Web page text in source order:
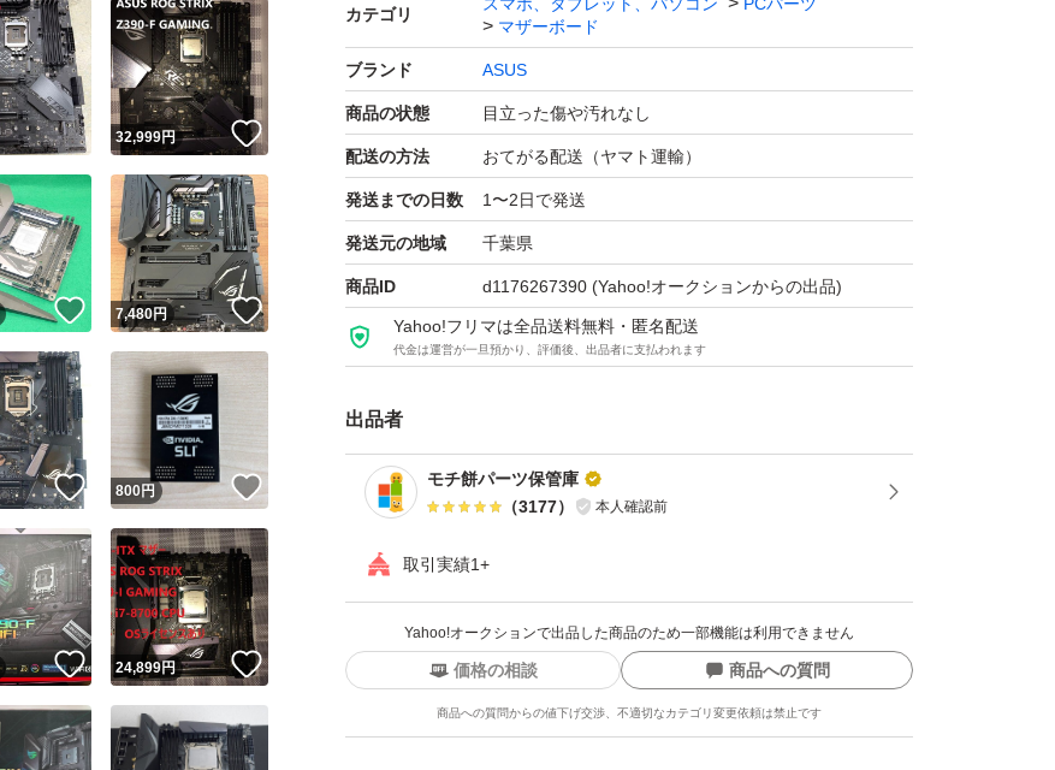
カテゴリ
マザーボード
ブランド ASUS
商品の状態 目立った傷や汚れなし
配送の方法 おてがる配送（ヤマト運輸）
発送までの日数 1〜2日で発送
発送元の地域 千葉県
商品ID d1176267390 (Yahoo!オークションからの出品)
Yahoo!フリマは全品送料無料・匿名配送
代金は運営が一旦預かり、評価後、出品者に支払われます
出品者
モチ餅パーツ保管庫
（3177） 本人確認前
取引実績1+
Yahoo!オークションで出品した商品のため一部機能は利用できません
価格の相談 商品への質問
商品への質問からの値下げ交渉、不適切なカテゴリ変更依頼は禁止です
32,999円
いいね！
7,480円 いいね！
いいね！
800円
いいね！
24,899円 いいね！